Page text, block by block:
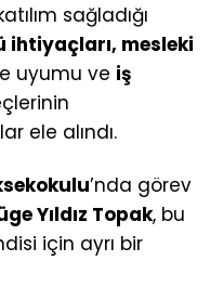
sağladığı
ihtiyaçları, mesleki
uyumu ve iş
ele alındı.
’nda görev
Yıldız Topak, bu
için ayrı bir